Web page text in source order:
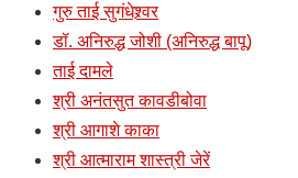
गुरु ताई सुगंधेश्र्वर
डॉ. अनिरुद्ध जोशी (अनिरुद्ध बापू)
ताई दामले
श्री अनंतसुत कावडीबोवा
श्री आगाशे काका
श्री आत्माराम शास्त्री जेरें